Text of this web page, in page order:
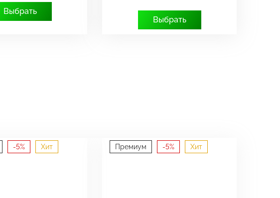
Выбрать
Выбрать
-5% Хит Премиум -5% Хит